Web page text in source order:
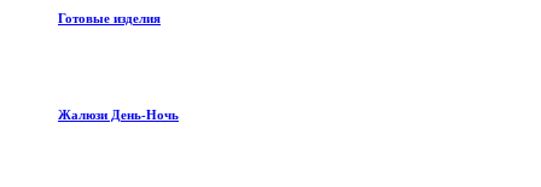
Готовые изделия
Жалюзи День-Ночь